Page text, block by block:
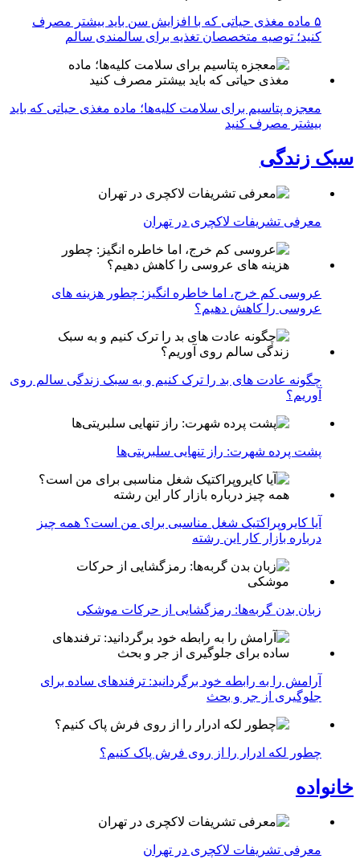
۵ ماده مغذی حیاتی که با افزایش سن باید بیشتر مصرف
کنید؛ توصیه متخصصان تغذیه برای سالمندی سالم
معجزه پتاسیم برای سلامت کلیه‌ها؛ ماده مغذی حیاتی که باید
بیشتر مصرف کنید
سبک زندگی
معرفی تشریفات لاکچری در تهران
عروسی کم خرج، اما خاطره انگیز: چطور هزینه های
عروسی را کاهش دهیم؟
چگونه عادت‌ های بد را ترک کنیم و به سبک زندگی سالم روی
آوریم؟
پشت پرده شهرت: راز تنهایی سلبریتی‌ها
آیا کایروپراکتیک شغل مناسبی برای من است؟ همه چیز
درباره بازار کار این رشته
زبان بدن گربه‌ها: رمزگشایی از حرکات موشکی
آرامش را به رابطه خود برگردانید: ترفندهای ساده برای
جلوگیری از جر و بحث
چطور لکه ادرار را از روی فرش پاک کنیم؟
خانواده
معرفی تشریفات لاکچری در تهران